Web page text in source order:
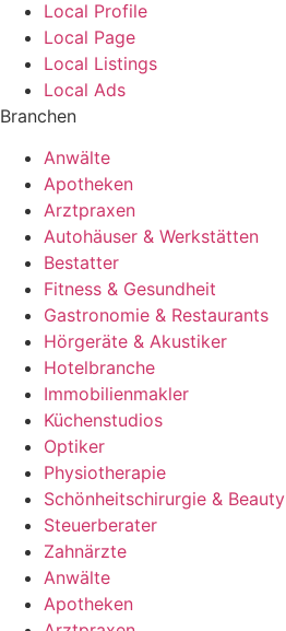
Local Profile
Local Page
Local Listings
Local Ads
Branchen
Anwälte
Apotheken
Arztpraxen
Autohäuser & Werkstätten
Bestatter
Fitness & Gesundheit
Gastronomie & Restaurants
Hörgeräte & Akustiker
Hotelbranche
Immobilienmakler
Küchenstudios
Optiker
Physiotherapie
Schönheitschirurgie & Beauty
Steuerberater
Zahnärzte
Anwälte
Apotheken